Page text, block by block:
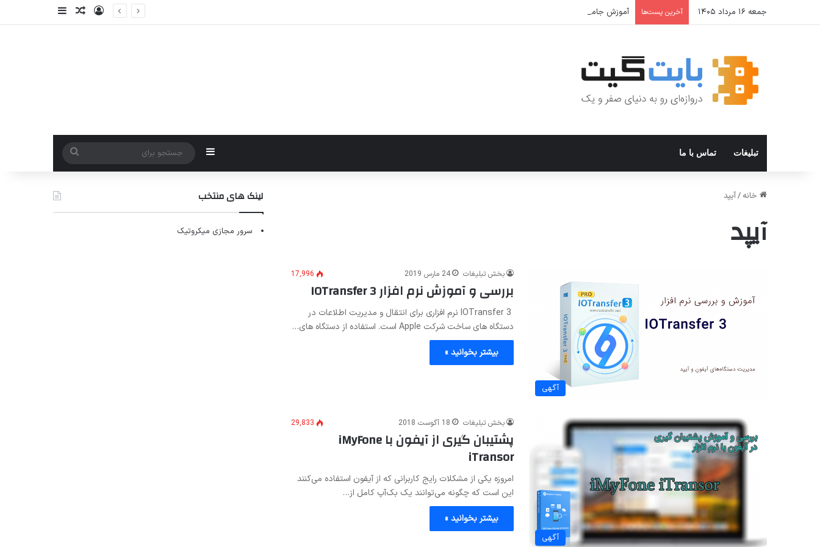
جمعه ۱۶ مرداد ۱۴۰۵ آخرین پست‌ها آموزش جامع Cron Job در Hermes Agent؛ قابلیت زمان‌بندی خودکار وظایف ورودنوشته تصادفی
سایدبار
تبلیغات تماس با ما سایدبار
جستجو
برای
خانه /آیپد
آیپد
آگهی
بخش تبلیغات 24 مارس 2019 17,996
بررسی و آموزش نرم افزار IOTransfer 3
IOTransfer 3 نرم افزاری برای انتقال و مدیریت اطلاعات در
دستگاه های ساخت شرکت Apple است. استفاده از دستگاه های…
بیشتر بخوانید »
آگهی
بخش تبلیغات 18 آگوست 2018 29,833
پشتیبان گیری از آیفون با iMyFone
iTransor
امروزه یکی از مشکلات رایج کاربرانی که از آیفون استفاده می‌کنند
این است که چگونه می‌توانند یک بک‌آپ کامل از…
بیشتر بخوانید »
لینک های منتخب
سرور مجازی میکروتیک